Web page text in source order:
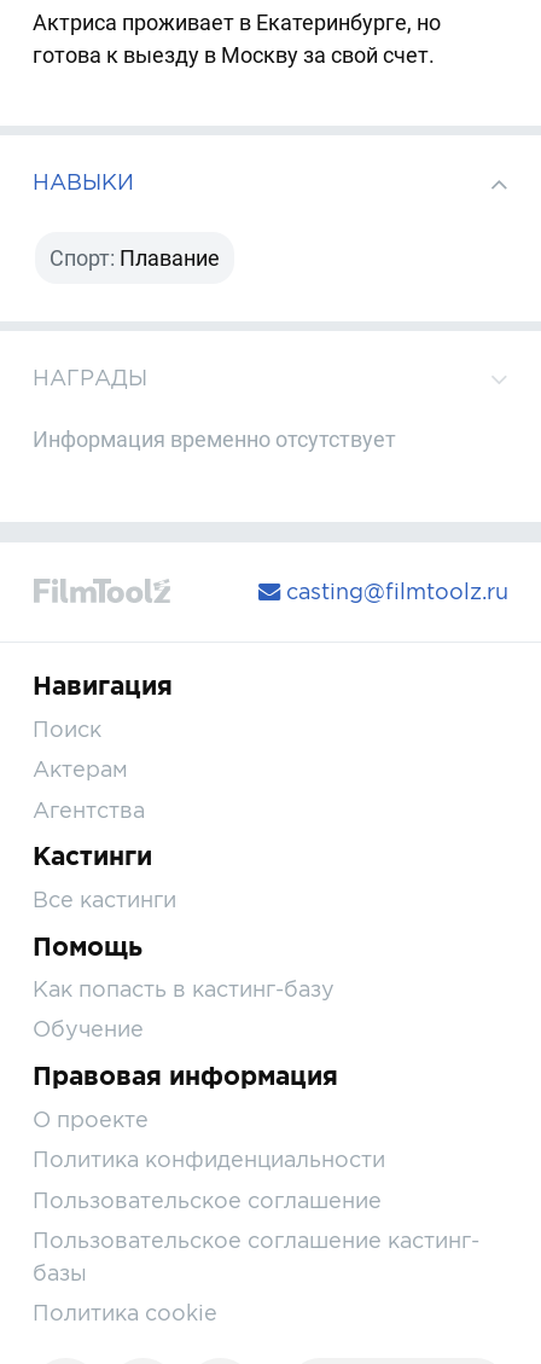
Актриса проживает в Екатеринбурге, но
готова к выезду в Москву за свой счет.
НАВЫКИ
Спорт: Плавание
НАГРАДЫ
Информация временно отсутствует
casting@filmtoolz.ru
Навигация
Поиск
Актерам
Агентства
Кастинги
Все кастинги
Помощь
Как попасть в кастинг-базу
Обучение
Правовая информация
О проекте
Политика конфиденциальности
Пользовательское соглашение
Пользовательское соглашение кастинг-
базы
Политика cookie